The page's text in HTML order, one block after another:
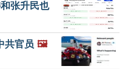
张升民也
共官员 🖼️